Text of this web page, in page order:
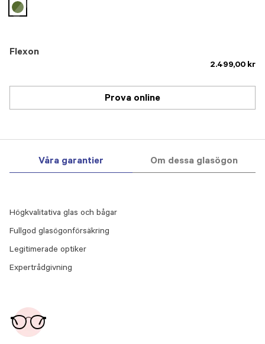
Flexon
2.499,00 kr
selected
Prova online
Våra garantier Om dessa glasögon
Högkvalitativa glas och bågar
Fullgod glasögonförsäkring
Legitimerade optiker
Expertrådgivning